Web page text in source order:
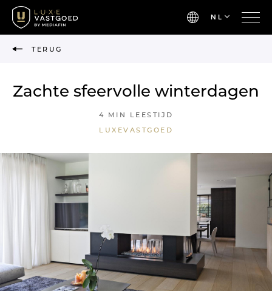
NL
TERUG
Zachte sfeervolle winterdagen
4 MIN LEESTIJD
LUXEVASTGOED